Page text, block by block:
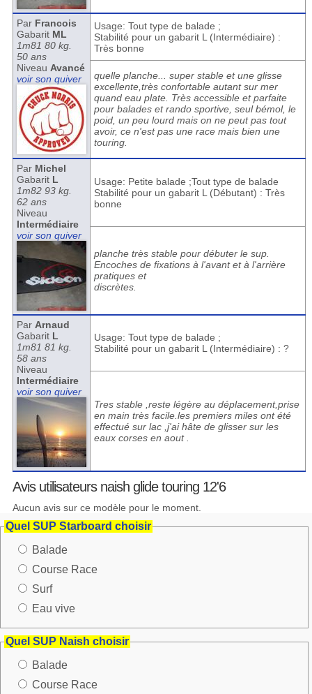
Par Francois
Gabarit ML
1m81 80 kg.
50 ans
Niveau Avancé
voir son quiver
Usage: Tout type de balade ;
Stabilité pour un gabarit L (Intermédiaire) :
Très bonne
quelle planche... super stable et une glisse
excellente,très confortable autant sur mer
quand eau plate. Très accessible et parfaite
pour balades et rando sportive, seul bémol, le
poid, un peu lourd mais on ne peut pas tout
avoir, ce n'est pas une race mais bien une
touring.
Par Michel
Gabarit L
1m82 93 kg.
62 ans
Niveau
Intermédiaire
voir son quiver
Usage: Petite balade ;Tout type de balade
Stabilité pour un gabarit L (Débutant) : Très
bonne
planche très stable pour débuter le sup.
Encoches de fixations à l'avant et à l'arrière
pratiques et
discrètes.
Par Arnaud
Gabarit L
1m81 81 kg.
58 ans
Niveau
Intermédiaire
voir son quiver
Usage: Tout type de balade ;
Stabilité pour un gabarit L (Intermédiaire) : ?
Tres stable ,reste légère au déplacement,prise
en main très facile.les premiers miles ont été
effectué sur lac ,j'ai hâte de glisser sur les
eaux corses en aout .
Avis utilisateurs naish glide touring 12'6
Aucun avis sur ce modèle pour le moment.
Quel SUP Starboard choisir
Balade
Course Race
Surf
Eau vive
Quel SUP Naish choisir
Balade
Course Race